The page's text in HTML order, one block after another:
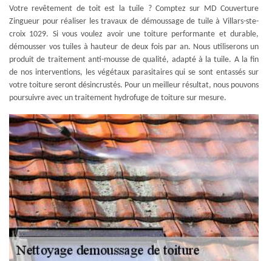
Votre revêtement de toit est la tuile ? Comptez sur MD Couverture
Zingueur pour réaliser les travaux de démoussage de tuile à Villars-ste-
croix 1029. Si vous voulez avoir une toiture performante et durable,
démousser vos tuiles à hauteur de deux fois par an. Nous utiliserons un
produit de traitement anti-mousse de qualité, adapté à la tuile. A la fin
de nos interventions, les végétaux parasitaires qui se sont entassés sur
votre toiture seront désincrustés. Pour un meilleur résultat, nous pouvons
poursuivre avec un traitement hydrofuge de toiture sur mesure.